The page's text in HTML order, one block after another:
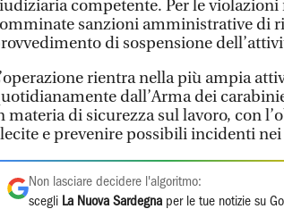
competente. Per le
sanzioni amministrative di
di sospensione
rientra nella più ampia
dall’Arma dei
materia di sicurezza sul lavoro, con
e prevenire possibili incidenti
Non lasciare decidere l'algoritmo:
scegli La Nuova Sardegna per le tue notizie su